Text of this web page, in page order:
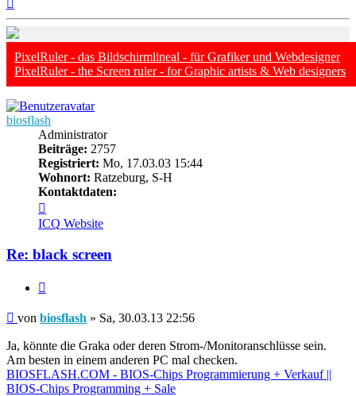
PixelRuler - das Bildschirmlineal - für Grafiker und Webdesigner
PixelRuler - the Screen ruler - for Graphic artists & Web designers
biosflash
Administrator
Beiträge: 2757
Registriert: Mo, 17.03.03 15:44
Wohnort: Ratzeburg, S-H
Kontaktdaten:
von
biosflash
ICQ Website
Re: black screen
Beitrag
von biosflash » Sa, 30.03.13 22:56
Ja, könnte die Graka oder deren Strom-/Monitoranschlüsse sein.
Am besten in einem anderen PC mal checken.
BIOSFLASH.COM - BIOS-Chips Programmierung + Verkauf ||
BIOS-Chips Programming + Sale